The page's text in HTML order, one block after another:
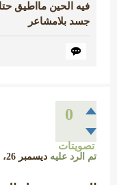
فيه الحين مااطيق
جسد بلامشاعر
0
تصويتات
تم الرد عليه ديسمبر 26، 2021